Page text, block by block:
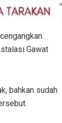
Gawat
bahkan sudah